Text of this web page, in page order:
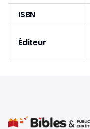
ISBN
Éditeur